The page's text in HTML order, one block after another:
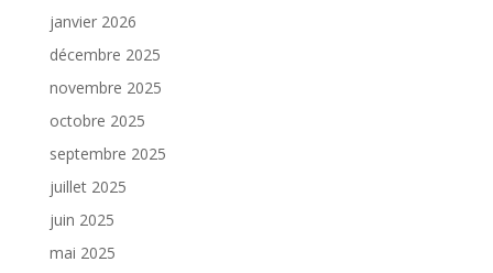
janvier 2026
décembre 2025
novembre 2025
octobre 2025
septembre 2025
juillet 2025
juin 2025
mai 2025